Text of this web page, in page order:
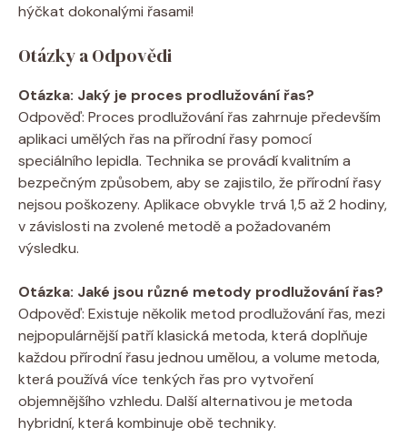
hýčkat dokonalými řasami!
Otázky a Odpovědi
Otázka: Jaký je proces prodlužování řas?
Odpověď: Proces prodlužování řas zahrnuje především
aplikaci umělých řas na přírodní řasy pomocí
speciálního lepidla. Technika se provádí kvalitním a
bezpečným způsobem, aby se zajistilo, že přírodní řasy
nejsou poškozeny. Aplikace obvykle trvá 1,5 až 2 hodiny,
v závislosti na zvolené metodě a požadovaném
výsledku.
Otázka: Jaké jsou různé metody prodlužování řas?
Odpověď: Existuje několik metod prodlužování řas, mezi
nejpopulárnější patří klasická metoda, která doplňuje
každou přírodní řasu jednou umělou, a volume metoda,
která používá více tenkých řas pro vytvoření
objemnějšího vzhledu. Další alternativou je metoda
hybridní, která kombinuje obě techniky.